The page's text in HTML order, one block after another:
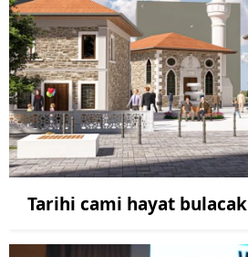
Tarihi cami hayat bulacak